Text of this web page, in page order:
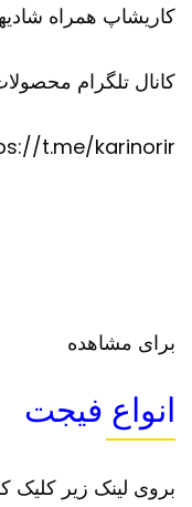
کاریشاپ همراه
کانال تلگرام
t.me/karinorir
برای مشاهده
انواع فیجت
بروی لینک زیر کلیک